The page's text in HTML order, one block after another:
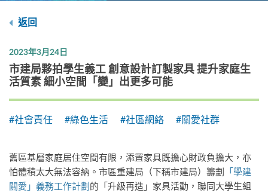
返回
2023年3月24日
市建局夥拍學生義工 創意設計訂製家具 提升家庭生
活質素 細小空間「變」出更多可能
#社會責任 #綠色生活 #社區網絡 #關愛社群
舊區基層家庭居住空間有限，添置家具既擔心財政負擔大，亦
怕體積太大無法容納。市區重建局（下稱市建局）籌劃 「學建
關愛」義務工作計劃的「升級再造」家具活動，聯同大學生組